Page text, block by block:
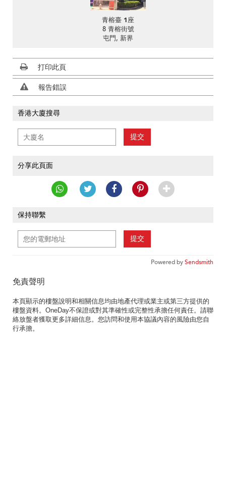
青榕臺 1座
8 青榕街號
屯門, 新界
打印此頁
報告錯誤
香港大廈搜尋
提交
分享此頁面
保持聯繫
提交
Powered bySendsmith
免責聲明
本頁顯示的樓盤說明和相關信息均由地產代理或業主或第三方提供的
樓盤資料。OneDay不保證或對其準確性或完整性承擔任何責任。請聯
絡放盤者獲取更多詳細信息。您訪問和使用本協議內容的風險由您自
行承擔。